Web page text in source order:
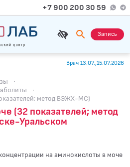
+7 900 200 30 59
Запись
Врач 13.07.,15.07.2026
·
·
метод ВЭЖХ-МС)
(32 показателей; метод
Уральском
на аминокислоты в моче